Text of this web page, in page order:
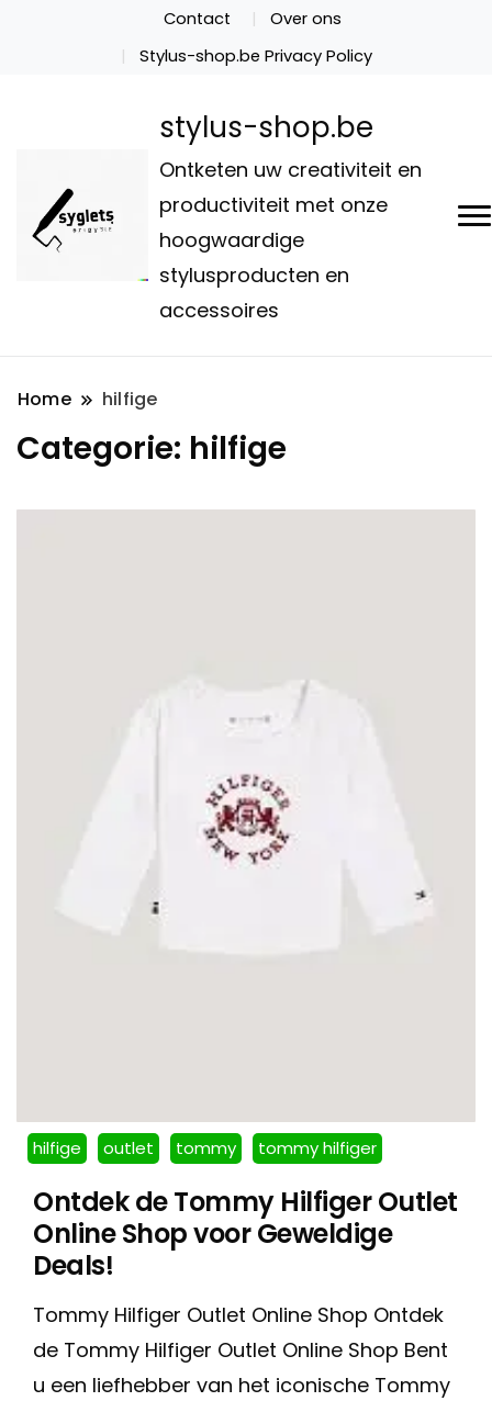
Contact
Over ons
Stylus-shop.be Privacy Policy
stylus-shop.be
Ontketen uw creativiteit en
productiviteit met onze
hoogwaardige
stylusproducten en
accessoires
Home hilfige
Categorie: hilfige
hilfige outlet tommy tommy hilfiger
Ontdek de Tommy Hilfiger Outlet
Online Shop voor Geweldige
Deals!
Tommy Hilfiger Outlet Online Shop Ontdek
de Tommy Hilfiger Outlet Online Shop Bent
u een liefhebber van het iconische Tommy